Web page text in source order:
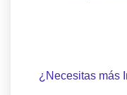
¿Necesitas más